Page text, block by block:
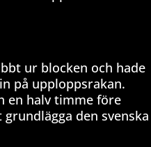
ur blocken och hade
på upploppsrakan.
en halv timme före
den svenska